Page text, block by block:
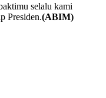
selalu kami
Presiden.(ABIM)